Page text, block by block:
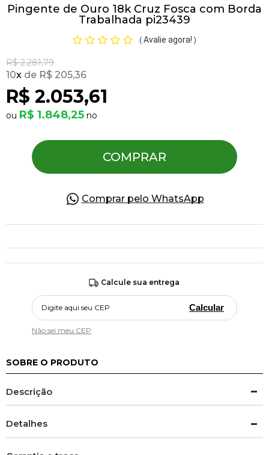
Pingente de Ouro 18k Cruz Fosca com Borda
Trabalhada pi23439
( Avalie agora! )
R$ 2.281,79
R$ 2.053,61
10x R$ 205,36
R$ 1.848,25
COMPRAR
Comprar pelo WhatsApp
Calcule sua entrega
Calcular
Não sei meu CEP
SOBRE O PRODUTO
Descrição
Detalhes
Pedras Preciosas
OFERTAS